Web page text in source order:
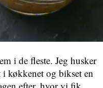
i de fleste. Jeg husker
køkkenet og bikset en